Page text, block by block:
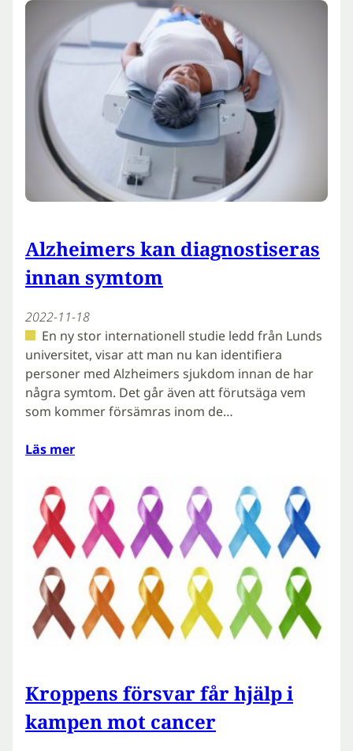
Alzheimers kan diagnostiseras
innan symtom
2022-11-18
En ny stor internationell studie ledd från Lunds
universitet, visar att man nu kan identifiera
personer med Alzheimers sjukdom innan de har
några symtom. Det går även att förutsäga vem
som kommer försämras inom de…
Läs mer
Kroppens försvar får hjälp i
kampen mot cancer